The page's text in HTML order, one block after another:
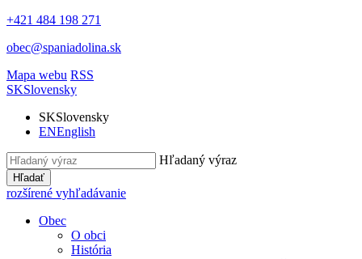
+421 484 198 271
obec@spaniadolina.sk
Mapa webu RSS
SKSlovensky
SKSlovensky
ENEnglish
Hľadaný výraz
Hľadať
rozšírené vyhľadávanie
Obec
O obci
História